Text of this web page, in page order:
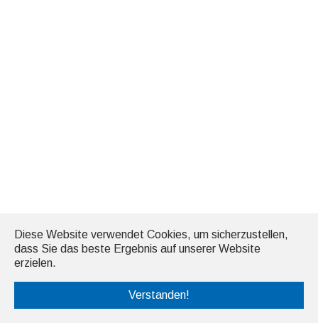
Diese Website verwendet Cookies, um sicherzustellen,
dass Sie das beste Ergebnis auf unserer Website
erzielen.
Verstanden!